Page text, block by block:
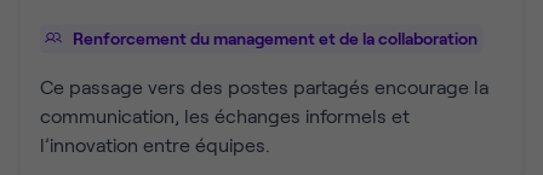
Renforcement du management et de la collaboration
Ce passage vers des postes partagés encourage la
communication, les échanges informels et
l’innovation entre équipes.